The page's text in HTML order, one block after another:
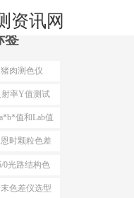
资讯网
签
猪肉测色仪
射率Y值测试
值和Lab值
时颗粒色差
仪
0光路结构色
差仪
色差仪选型